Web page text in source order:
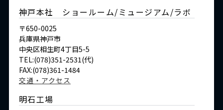
神戸本社 ショールーム/ミュージアム/ラボ
〒650-0025
兵庫県神戸市
中央区相生町4丁目5-5
TEL:(078)351-2531(代)
FAX:(078)361-1484
交通・アクセス
明石工場